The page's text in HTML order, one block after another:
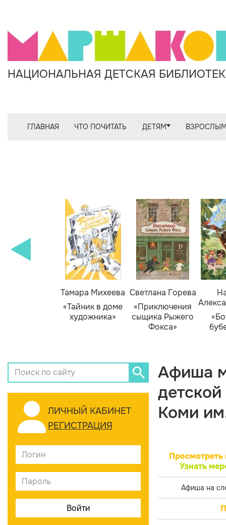
НАЦИОНАЛЬНАЯ ДЕТСКАЯ
ГЛАВНАЯ ЧТО ПОЧИТАТЬ ДЕТЯМ
Тамара Михеева
«Тайник в доме
художника»
Светлана Горева
«Приключения
сыщика Рыжего
Фокса»
ЛИЧНЫЙ КАБИНЕТ
РЕГИСТРАЦИЯ
Афиша
Коми
Просмотреть
Узнать
Афиша на